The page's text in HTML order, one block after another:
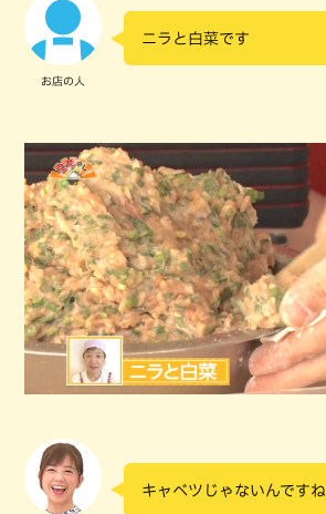
お店の人
ニラと白菜です
キャベツじゃないんですね